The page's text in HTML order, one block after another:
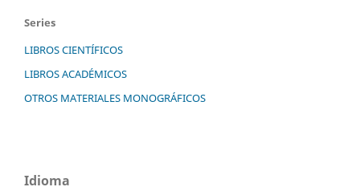
Series
LIBROS CIENTÍFICOS
LIBROS ACADÉMICOS
OTROS MATERIALES MONOGRÁFICOS
Idioma